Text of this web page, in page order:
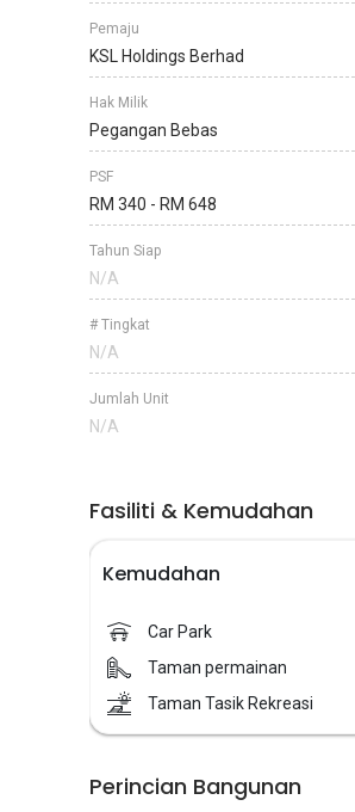
Pemaju
KSL Holdings Berhad
Hak Milik
Pegangan Bebas
PSF
RM 340 - RM 648
Tahun Siap
N/A
# Tingkat
N/A
Jumlah Unit
N/A
Fasiliti & Kemudahan
Kemudahan
Car Park
Taman permainan
Taman Tasik Rekreasi
Perincian Bangunan